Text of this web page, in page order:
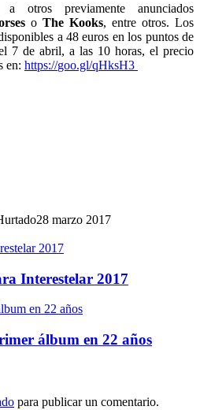
otros previamente anunciados
o The Kooks, entre otros. Los
a 48 euros en los puntos de
7 de abril, a las 10 horas, el precio
en: https://goo.gl/qHksH3
28 marzo 2017
2017
Interestelar 2017
en 22 años
álbum en 22 años
para publicar un comentario.